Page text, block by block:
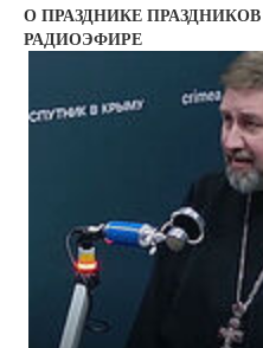
О ПРАЗДНИКЕ
РАДИОЭФИРЕ